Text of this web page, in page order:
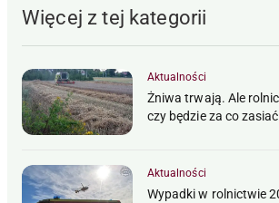
Więcej z tej kategorii
Aktualności
Żniwa trwają. Ale
czy będzie za co zasiać
Aktualności
Wypadki w rolnictwie